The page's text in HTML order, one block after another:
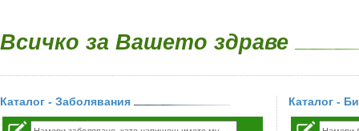
Всичко за Вашето здраве
Каталог - Заболявания Каталог -